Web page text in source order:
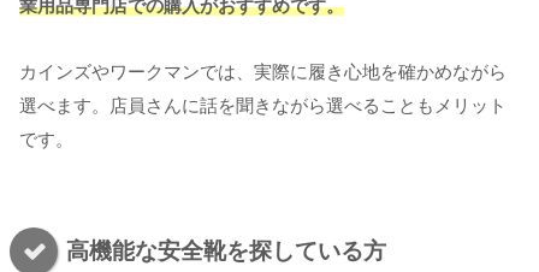
業用品専門店での購入がおすすめです。
カインズやワークマンでは、実際に履き心地を確かめながら
選べます。店員さんに話を聞きながら選べることもメリット
です。
高機能な安全靴を探している方